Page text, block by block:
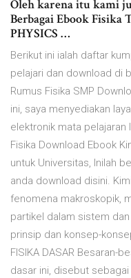
Oleh karena itu kami
Berbagai Ebook
PHYSICS …
Berikut ini ialah daftar
pelajari dan download di
Rumus Fisika SMP
ini, saya menyediakan
elektronik mata pelajaran
Fisika Download Ebook
untuk Universitas, Inilah
anda download disini.
fenomena makroskopik,
partikel dalam sistem
prinsip dan konsep-
FISIKA DASAR Besaran-
dasar ini, disebut